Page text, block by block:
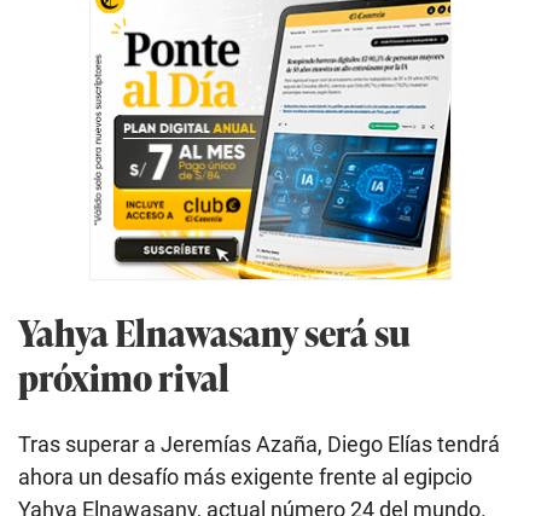
Yahya Elnawasany será su
próximo rival
Tras superar a Jeremías Azaña, Diego Elías tendrá
ahora un desafío más exigente frente al egipcio
Yahya Elnawasany, actual número 24 del mundo.